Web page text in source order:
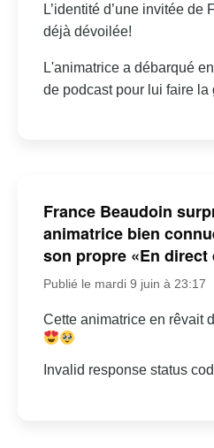
L’identité d’une invitée de
déjà dévoilée!
L'animatrice a débarqué
de podcast pour lui faire la
France Beaudoin
animatrice bien
son propre «En direct
Publié le mardi 9 juin à 23:17
Cette animatrice en rêvait
Invalid response status